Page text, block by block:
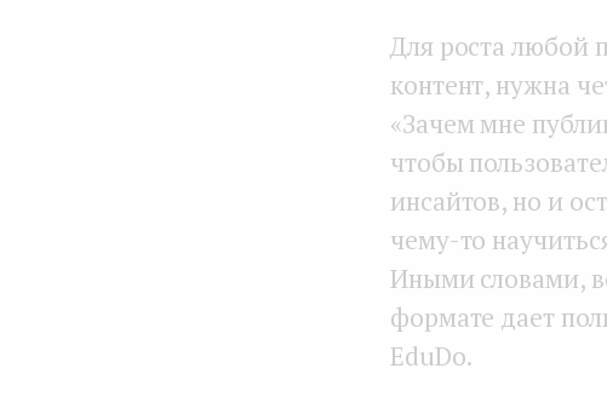
Для роста любой
контент, нужна
«Зачем мне
чтобы
инсайтов, но и
чему-то
Иными словами,
формате дает
EduDo.